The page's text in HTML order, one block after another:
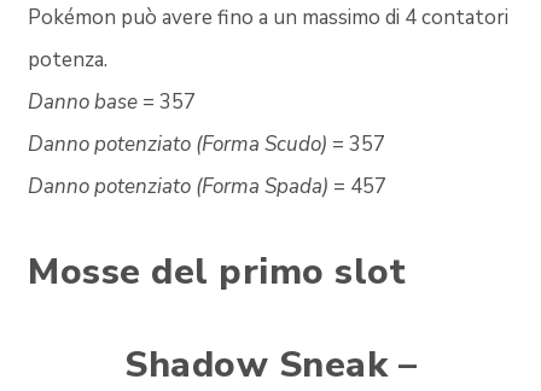
Pokémon può avere fino a un massimo di 4 contatori
potenza.
Danno base = 357
Danno potenziato (Forma Scudo) = 357
Danno potenziato (Forma Spada) = 457
Mosse del primo slot
Shadow Sneak –